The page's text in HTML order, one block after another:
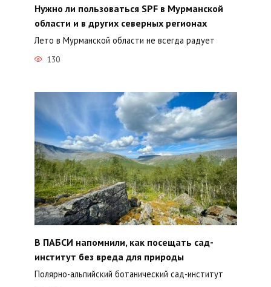
Нужно ли пользоваться SPF в Мурманской
области и в других северных регионах
Лето в Мурманской области не всегда радует
130
В ПАБСИ напомнили, как посещать сад-
институт без вреда для природы
Полярно-альпийский ботанический сад-институт